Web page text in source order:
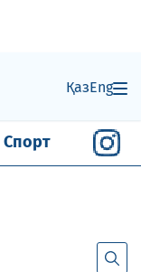
ҚазEng
Спорт